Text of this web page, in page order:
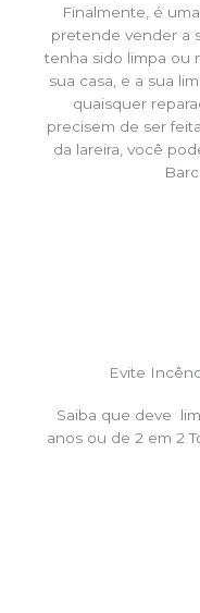
Finalmente, é
pretende vender a
tenha sido limpa ou
sua casa, e a sua
quaisquer
precisem de ser
da lareira, você
Evite
Saiba que deve
anos ou de 2 em 2